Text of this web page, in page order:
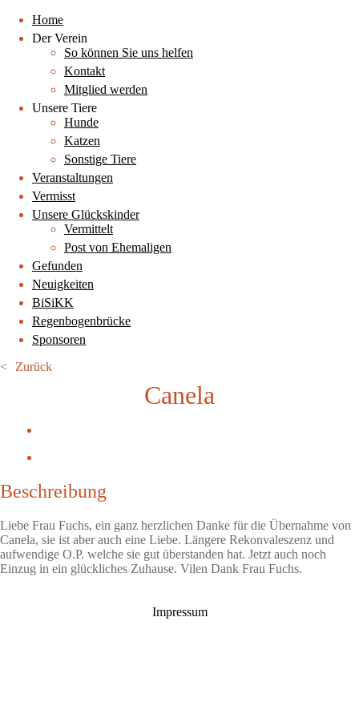
Home
Der Verein
So können Sie uns helfen
Kontakt
Mitglied werden
Unsere Tiere
Hunde
Katzen
Sonstige Tiere
Veranstaltungen
Vermisst
Unsere Glückskinder
Vermittelt
Post von Ehemaligen
Gefunden
Neuigkeiten
BiSiKK
Regenbogenbrücke
Sponsoren
Zurück
Canela
Beschreibung
Liebe Frau Fuchs, ein ganz herzlichen Danke für die Übernahme von
Canela, sie ist aber auch eine Liebe. Längere Rekonvaleszenz und
aufwendige O.P. welche sie gut überstanden hat. Jetzt auch noch
Einzug in ein glückliches Zuhause. Vilen Dank Frau Fuchs.
Impressum